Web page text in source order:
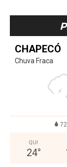
CHAPECÓ
Chuva Fraca
QUI
24°